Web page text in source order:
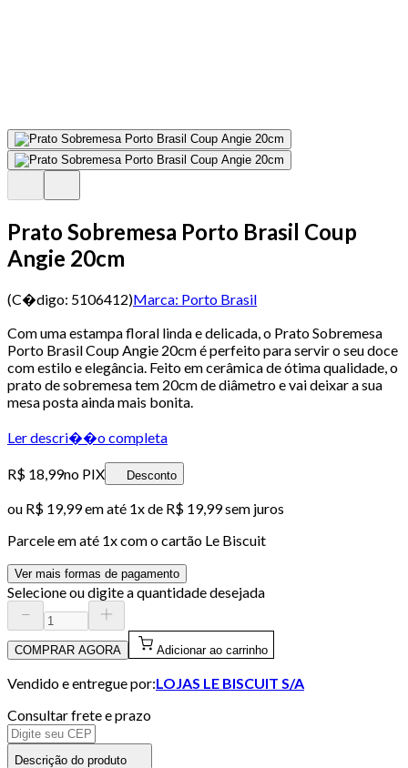
Prato Sobremesa Porto Brasil Coup
Angie 20cm
(C�digo: 5106412)Marca: Porto Brasil
Com uma estampa floral linda e delicada, o Prato Sobremesa
Porto Brasil Coup Angie 20cm é perfeito para servir o seu doce
com estilo e elegância. Feito em cerâmica de ótima qualidade, o
prato de sobremesa tem 20cm de diâmetro e vai deixar a sua
mesa posta ainda mais bonita.
Ler descri��o completa
R$ 18,99no PIX Desconto
ou R$ 19,99em até 1x de R$ 19,99sem juros
Parcele em até 1x com o cartão Le Biscuit
Ver mais formas de pagamento
Selecione ou digite a quantidade desejada
COMPRAR AGORA Adicionar ao carrinho
Vendido e entregue por:LOJAS LE BISCUIT S/A
Consultar frete e prazo
Descrição do produto